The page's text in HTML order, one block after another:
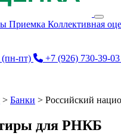
Приемка Коллективная
(пн-пт) +7 (926) 730-39-03
> Банки > Российский
для РНКБ